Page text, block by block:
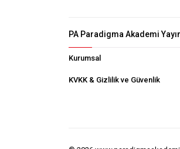
PA Paradigma Akademi
Kurumsal
KVKK & Gizlilik ve Güvenlik